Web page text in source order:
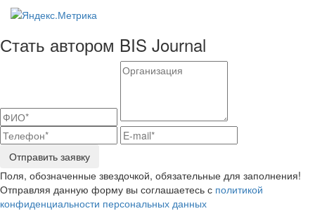
Стать автором BIS Journal
Отправить заявку
Поля, обозначенные звездочкой, обязательные для заполнения!
Отправляя данную форму вы соглашаетесь с политикой
конфиденциальности персональных данных